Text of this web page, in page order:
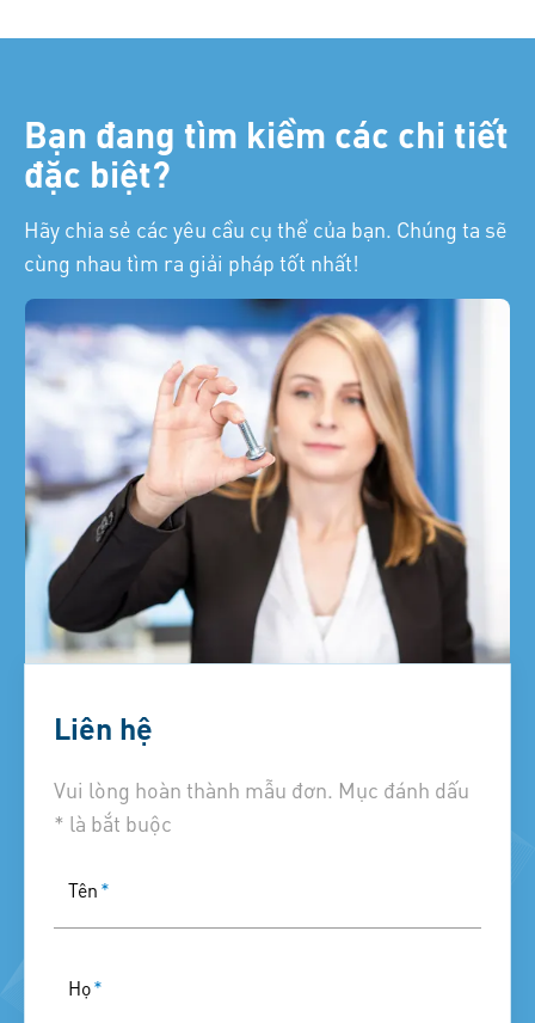
Bạn đang tìm kiềm các chi tiết
đặc biệt?
Hãy chia sẻ các yêu cầu cụ thể của bạn. Chúng ta sẽ
cùng nhau tìm ra giải pháp tốt nhất!
Liên hệ
Vui lòng hoàn thành mẫu đơn. Mục đánh dấu
* là bắt buộc
Tên*
Họ*